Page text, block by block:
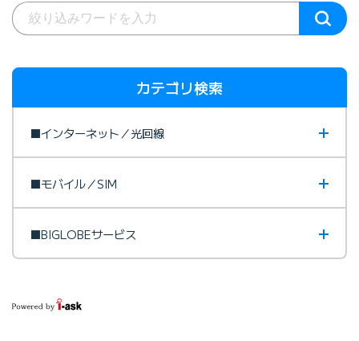
カテゴリ検索
■インターネット／光回線
■モバイル／SIM
■BIGLOBEサービス